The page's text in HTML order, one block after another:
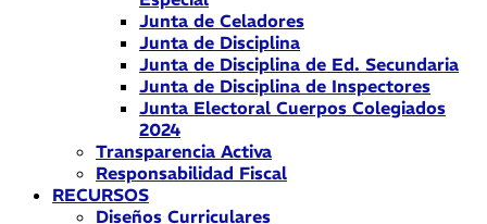
Junta de Celadores
Junta de Disciplina
Junta de Disciplina de Ed. Secundaria
Junta de Disciplina de Inspectores
Junta Electoral Cuerpos Colegiados
2024
Transparencia Activa
Responsabilidad Fiscal
RECURSOS
Diseños Curriculares